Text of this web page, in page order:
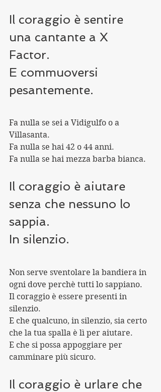
Il coraggio è sentire
una cantante a X
Factor.
E commuoversi
pesantemente.
Fa nulla se sei a Vidigulfo o a
Villasanta.
Fa nulla se hai 42 o 44 anni.
Fa nulla se hai mezza barba bianca.
Il coraggio è aiutare
senza che nessuno lo
sappia.
In silenzio.
Non serve sventolare la bandiera in
ogni dove perchè tutti lo sappiano.
Il coraggio è essere presenti in
silenzio.
E che qualcuno, in silenzio, sia certo
che la tua spalla è lì per aiutare.
E che si possa appoggiare per
camminare più sicuro.
Il coraggio è urlare che